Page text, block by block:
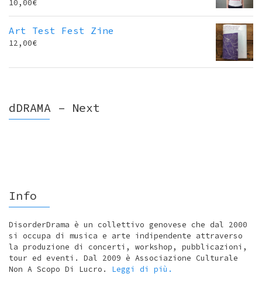
10,00€
Art Test Fest Zine
12,00€
dDRAMA – Next
Info
DisorderDrama è un collettivo genovese che dal 2000
si occupa di musica e arte indipendente attraverso
la produzione di concerti, workshop, pubblicazioni,
tour ed eventi. Dal 2009 è Associazione Culturale
Non A Scopo Di Lucro. Leggi di più.